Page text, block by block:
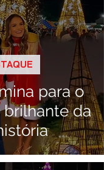
para o
da